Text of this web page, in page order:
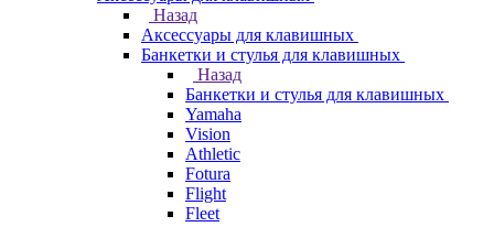
Назад
Аксессуары для клавишных
Банкетки и стулья для клавишных
Назад
Банкетки и стулья для клавишных
Yamaha
Vision
Athletic
Fotura
Flight
Fleet